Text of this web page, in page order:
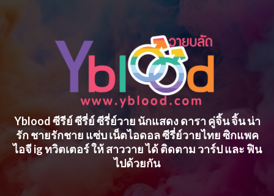
Yblood ซีรีย์ ซีรี่ย์ ซีรี่ย์วาย นักแสดง ดารา คู่จิ้น จิ้น น่า
รัก ชายรักชาย แซ่บ เน็ตไอดอล ซีรี่ย์วายไทย ซิกแพค
ไอจี ig ทวิตเตอร์ ให้ สาววาย ได้ ติดตาม วาร์ป และ ฟิน
ไปด้วยกัน